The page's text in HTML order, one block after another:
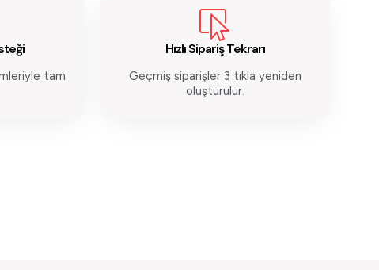
tam
Hızlı Sipariş Tekrarı
Geçmiş siparişler 3 tıkla yeniden
oluşturulur.